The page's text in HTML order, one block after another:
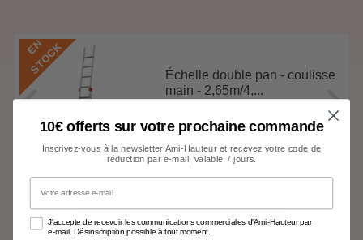
E
N
S
T
O
C
K
Échelle double pan - coulisse
main - 2,65m/4,...
régulier
Voir toute la collection
10€ offerts sur votre prochaine commande
Inscrivez-vous à la newsletter Ami-Hauteur et recevez votre code de
réduction par e-mail, valable 7 jours.
Votre adresse e-mail
J'accepte de recevoir les communications commerciales d'Ami-Hauteur par
e-mail. Désinscription possible à tout moment.